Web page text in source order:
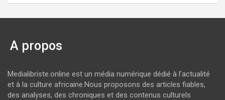
A propos
Medialibriste.online est un média numérique dédié à l’actualité
et à la culture africaine.Nous proposons des articles fiables,
des analyses, des chroniques et des contenus culturels